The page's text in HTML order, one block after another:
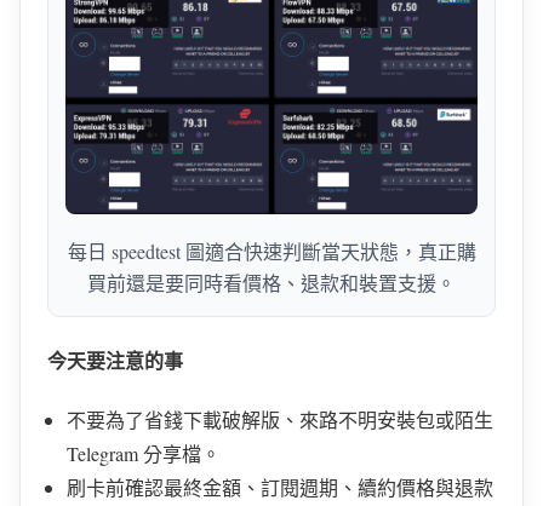
每日 speedtest 圖適合快速判斷當天狀態，真正購
買前還是要同時看價格、退款和裝置支援。
今天要注意的事
不要為了省錢下載破解版、來路不明安裝包或陌生
Telegram 分享檔。
刷卡前確認最終金額、訂閱週期、續約價格與退款